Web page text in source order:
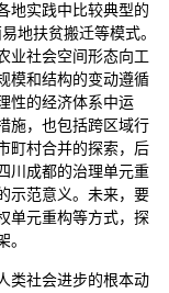
地实践中比较典型的
地扶贫搬迁等模式。
业社会空间形态向工
模和结构的变动遵循
性的经济体系中运
施，也包括跨区域行
町村合并的探索，后
川成都的治理单元重
示范意义。未来，要
单元重构等方式，探
类社会进步的根本动